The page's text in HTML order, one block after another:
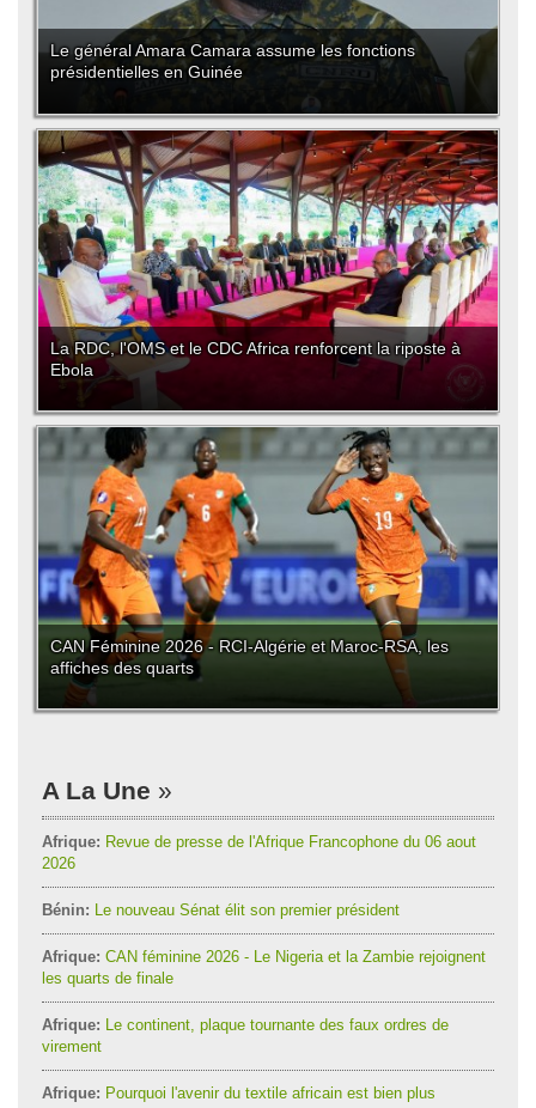
Le général Amara Camara assume les fonctions
présidentielles en Guinée
La RDC, l'OMS et le CDC Africa renforcent la riposte à
Ebola
CAN Féminine 2026 - RCI-Algérie et Maroc-RSA, les
affiches des quarts
A La Une
Afrique: Revue de presse de l'Afrique Francophone du 06 aout
2026
Bénin: Le nouveau Sénat élit son premier président
Afrique: CAN féminine 2026 - Le Nigeria et la Zambie rejoignent
les quarts de finale
Afrique: Le continent, plaque tournante des faux ordres de
virement
Afrique: Pourquoi l'avenir du textile africain est bien plus